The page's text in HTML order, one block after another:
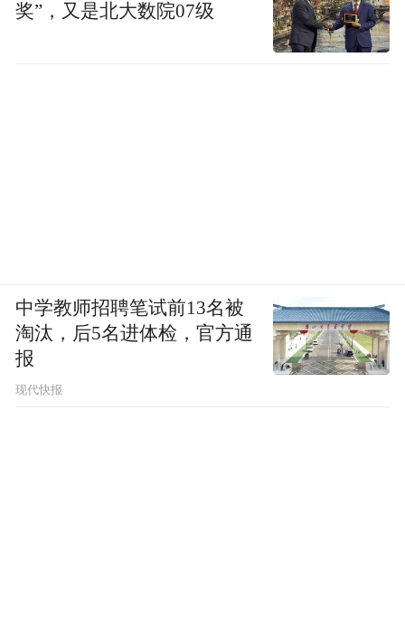
奖”，又是北大数院07级
中学教师招聘笔试前13名被
淘汰，后5名进体检，官方通
报
现代快报